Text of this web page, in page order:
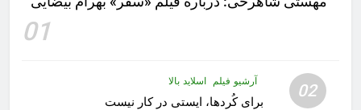
01
02 آرشیو فیلم اسلاید بالا
برای کُردها، ایستی در کار نیست